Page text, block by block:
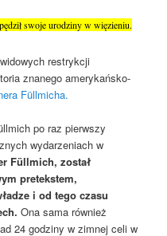
swoje urodziny w więzieniu.
restrykcji
znanego amerykańsko-
Füllmicha.
po raz pierwszy
wydarzeniach w
Füllmich, został
pretekstem,
i od tego czasu
Ona sama również
24 godziny w zimnej celi w